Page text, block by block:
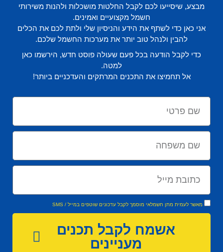
מבצע, שיסייעו לכם לקבל החלטות מושכלות ולהנות משירותי
חשמל מקצועיים ואמינים.
אני כאן כדי לשתף את הידע והניסיון שלי ולתת לכם את הכלים
להבין ולנהל טוב יותר את מערכות החשמל שלכם.
כדי לקבל הודעה בכל פעם שעולה פוסט חדש, הירשמו כאן
למטה.
אל תחמיצו את התכנים המרתקים והעדכניים ביותר!
מאשר לעמית מתן חשמלאי מוסמך לקבל עדכונים שוטפים במייל / SMS
אשמח לקבל תכנים
מעניינים